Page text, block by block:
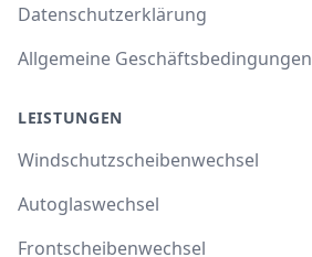
Datenschutzerklärung
Allgemeine Geschäftsbedingungen
LEISTUNGEN
Windschutzscheibenwechsel
Autoglaswechsel
Frontscheibenwechsel